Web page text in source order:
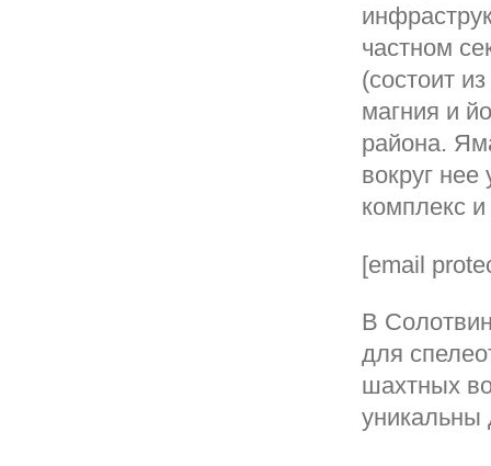
частном
(состоит
магния и
района.
вокруг
комплекс
[email
В
для
шахтных